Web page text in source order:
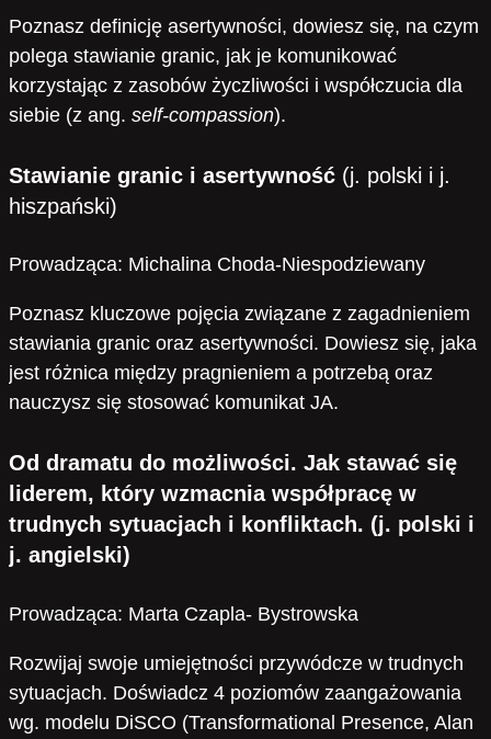
Poznasz definicję asertywności, dowiesz się, na czym
polega stawianie granic, jak je komunikować
korzystając z zasobów życzliwości i współczucia dla
siebie (z ang. self-compassion).
Stawianie granic i asertywność (j. polski i j.
hiszpański)
Prowadząca: Michalina Choda-Niespodziewany
Poznasz kluczowe pojęcia związane z zagadnieniem
stawiania granic oraz asertywności. Dowiesz się, jaka
jest różnica między pragnieniem a potrzebą oraz
nauczysz się stosować komunikat JA.
Od dramatu do możliwości. Jak stawać się
liderem, który wzmacnia współpracę w
trudnych sytuacjach i konfliktach. (j. polski i
j. angielski)
Prowadząca: Marta Czapla- Bystrowska
Rozwijaj swoje umiejętności przywódcze w trudnych
sytuacjach. Doświadcz 4 poziomów zaangażowania
wg. modelu DiSCO (Transformational Presence, Alan